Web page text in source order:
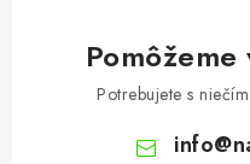
Potrebujete s
info@